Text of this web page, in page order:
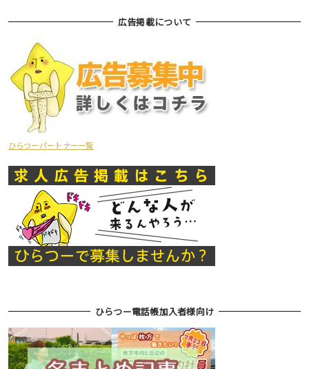
広告掲載について
ひらつーパートナー一覧
ひらつー電話帳加入者様向け